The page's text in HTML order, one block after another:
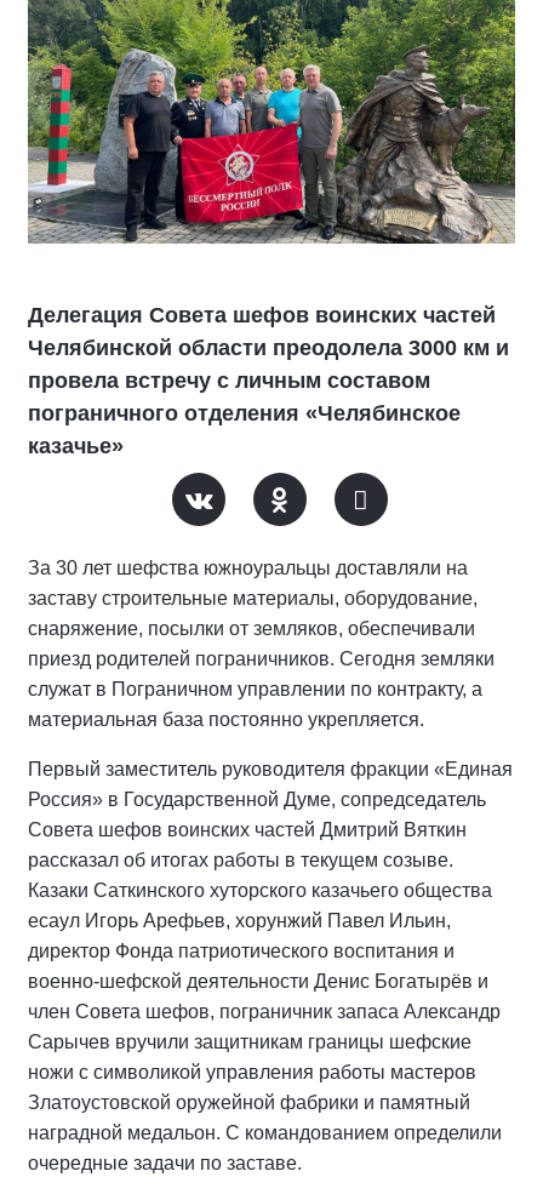
Делегация Совета шефов воинских частей
Челябинской области преодолела 3000 км и
провела встречу с личным составом
пограничного отделения «Челябинское
казачье»
За 30 лет шефства южноуральцы доставляли на
заставу строительные материалы, оборудование,
снаряжение, посылки от земляков, обеспечивали
приезд родителей пограничников. Сегодня земляки
служат в Пограничном управлении по контракту, а
материальная база постоянно укрепляется.
Первый заместитель руководителя фракции «Единая
Россия» в Государственной Думе, сопредседатель
Совета шефов воинских частей Дмитрий Вяткин
рассказал об итогах работы в текущем созыве.
Казаки Саткинского хуторского казачьего общества
есаул Игорь Арефьев, хорунжий Павел Ильин,
директор Фонда патриотического воспитания и
военно-шефской деятельности Денис Богатырёв и
член Совета шефов, пограничник запаса Александр
Сарычев вручили защитникам границы шефские
ножи с символикой управления работы мастеров
Златоустовской оружейной фабрики и памятный
наградной медальон. С командованием определили
очередные задачи по заставе.